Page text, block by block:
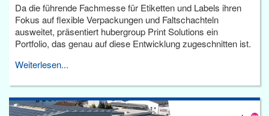
Da die führende Fachmesse für Etiketten und Labels ihren
Fokus auf flexible Verpackungen und Faltschachteln
ausweitet, präsentiert hubergroup Print Solutions ein
Portfolio, das genau auf diese Entwicklung zugeschnitten ist.
Weiterlesen...